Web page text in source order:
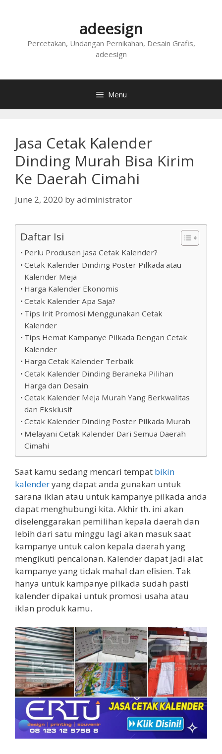
adeesign
Percetakan, Undangan Pernikahan, Desain Grafis,
adeesign
Menu
Jasa Cetak Kalender
Dinding Murah Bisa Kirim
Ke Daerah Cimahi
June 2, 2020 byadministrator
Daftar Isi
Perlu Produsen Jasa Cetak Kalender?
Cetak Kalender Dinding Poster Pilkada atau
Kalender Meja
Harga Kalender Ekonomis
Cetak Kalender Apa Saja?
Tips Irit Promosi Menggunakan Cetak
Kalender
Tips Hemat Kampanye Pilkada Dengan Cetak
Kalender
Harga Cetak Kalender Terbaik
Cetak Kalender Dinding Beraneka Pilihan
Harga dan Desain
Cetak Kalender Meja Murah Yang Berkwalitas
dan Eksklusif
Cetak Kalender Dinding Poster Pilkada Murah
Melayani Cetak Kalender Dari Semua Daerah
Cimahi
Saat kamu sedang mencari tempat bikin
kalenderyang dapat anda gunakan untuk
sarana iklan atau untuk kampanye pilkada anda
dapat menghubungi kita. Akhir th. ini akan
diselenggarakan pemilihan kepala daerah dan
lebih dari satu minggu lagi akan masuk saat
kampanye untuk calon kepala daerah yang
mengikuti pencalonan. Kalender dapat jadi alat
kampanye yang tidak mahal dan efisien. Tak
hanya untuk kampanye pilkada sudah pasti
kalender dipakai untuk promosi usaha atau
iklan produk kamu.